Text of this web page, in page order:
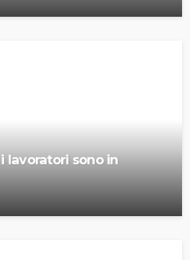
lavoratori sono in